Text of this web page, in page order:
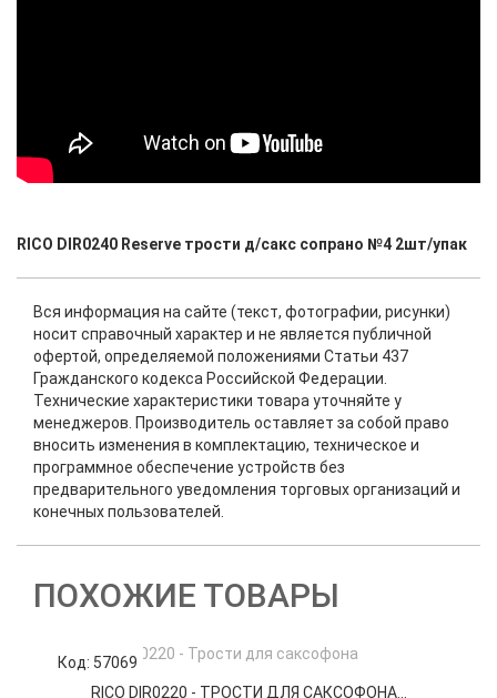
RICO DIR0240 Reserve трости д/сакс сопрано №4 2шт/упак
Вся информация на сайте (текст, фотографии, рисунки)
носит справочный характер и не является публичной
офертой, определяемой положениями Статьи 437
Гражданского кодекса Российской Федерации.
Технические характеристики товара уточняйте у
менеджеров. Производитель оставляет за собой право
вносить изменения в комплектацию, техническое и
программное обеспечение устройств без
предварительного уведомления торговых организаций и
конечных пользователей.
ПОХОЖИЕ ТОВАРЫ
Код: 57069
RICO DIR0220 - ТРОСТИ ДЛЯ САКСОФОНА...